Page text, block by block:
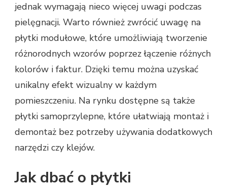
jednak wymagają nieco więcej uwagi podczas
pielęgnacji. Warto również zwrócić uwagę na
płytki modułowe, które umożliwiają tworzenie
różnorodnych wzorów poprzez łączenie różnych
kolorów i faktur. Dzięki temu można uzyskać
unikalny efekt wizualny w każdym
pomieszczeniu. Na rynku dostępne są także
płytki samoprzylepne, które ułatwiają montaż i
demontaż bez potrzeby używania dodatkowych
narzędzi czy klejów.
Jak dbać o płytki